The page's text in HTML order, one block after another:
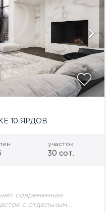
10 ЯРДОВ
участок
30 сот.
современная
с отдельным